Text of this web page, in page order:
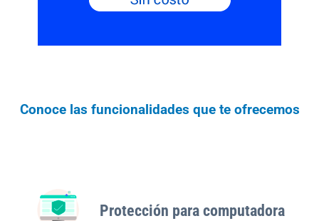
Conoce las funcionalidades que te ofrecemos
Protección para computadora